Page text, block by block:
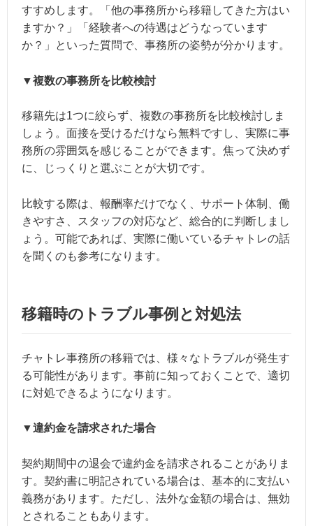
すすめします。「他の事務所から移籍してきた方はい
ますか？」「経験者への待遇はどうなっています
か？」といった質問で、事務所の姿勢が分かります。
▼複数の事務所を比較検討
移籍先は1つに絞らず、複数の事務所を比較検討しま
しょう。面接を受けるだけなら無料ですし、実際に事
務所の雰囲気を感じることができます。焦って決めず
に、じっくりと選ぶことが大切です。
比較する際は、報酬率だけでなく、サポート体制、働
きやすさ、スタッフの対応など、総合的に判断しまし
ょう。可能であれば、実際に働いているチャトレの話
を聞くのも参考になります。
移籍時のトラブル事例と対処法
チャトレ事務所の移籍では、様々なトラブルが発生す
る可能性があります。事前に知っておくことで、適切
に対処できるようになります。
▼違約金を請求された場合
契約期間中の退会で違約金を請求されることがありま
す。契約書に明記されている場合は、基本的に支払い
義務があります。ただし、法外な金額の場合は、無効
とされることもあります。